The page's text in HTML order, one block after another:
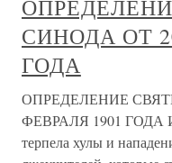
СИНОДА ОТ
ГОДА
ОПРЕДЕЛЕНИЕ
ФЕВРАЛЯ 1901 ГОДА
терпела хулы и